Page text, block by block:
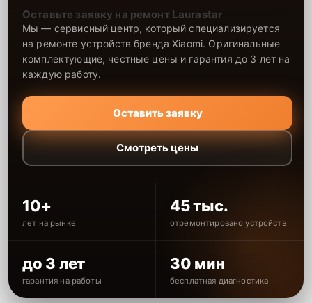
Оставьте заявку на ремонт Laurastar
Мы — сервисный центр, который специализируется
на ремонте устройств бренда Xiaomi. Оригинальные
комплектующие, честные цены и гарантия до 3 лет на
каждую работу.
Оставить заявку
Смотреть цены
10+
лет на рынке
45 тыс.
отремонтировано устройств
до 3 лет
гарантия на работы
30 мин
бесплатная диагностика